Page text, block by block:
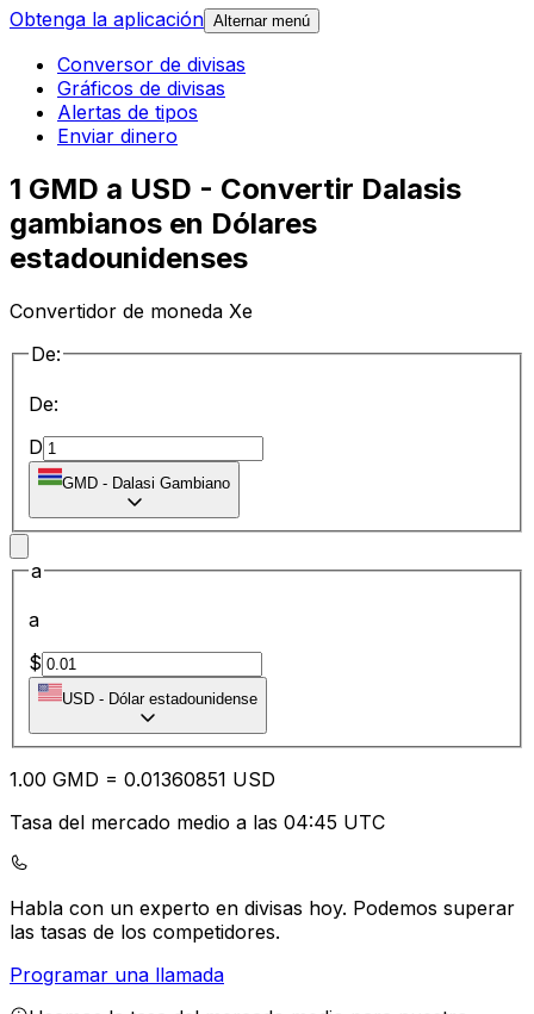
Obtenga la aplicación Alternar menú
Conversor de divisas
Gráficos de divisas
Alertas de tipos
Enviar dinero
1 GMD a USD - Convertir Dalasis
gambianos en Dólares
estadounidenses
Convertidor de moneda Xe
De:
De:
D
GMD - Dalasi Gambiano
a
a
$
USD - Dólar estadounidense
1.00 GMD = 0.01360851 USD
Tasa del mercado medio a las 04:45 UTC
Habla con un experto en divisas hoy. Podemos superar
las tasas de los competidores.
Programar una llamada